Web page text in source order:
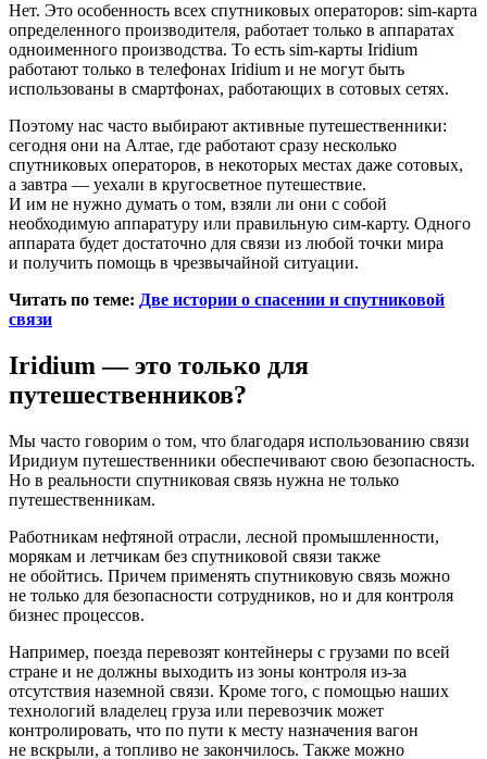
Нет. Это особенность всех спутниковых операторов: sim-карта
определенного производителя, работает только в аппаратах
одноименного производства. То есть sim-карты Iridium
работают только в телефонах Iridium и не могут быть
использованы в смартфонах, работающих в сотовых сетях.
Поэтому нас часто выбирают активные путешественники:
сегодня они на Алтае, где работают сразу несколько
спутниковых операторов, в некоторых местах даже сотовых,
а завтра — уехали в кругосветное путешествие.
И им не нужно думать о том, взяли ли они с собой
необходимую аппаратуру или правильную сим-карту. Одного
аппарата будет достаточно для связи из любой точки мира
и получить помощь в чрезвычайной ситуации.
Читать по теме: Две истории о спасении и спутниковой
связи
Iridium — это только для
путешественников?
Мы часто говорим о том, что благодаря использованию связи
Иридиум путешественники обеспечивают свою безопасность.
Но в реальности спутниковая связь нужна не только
путешественникам.
Работникам нефтяной отрасли, лесной промышленности,
морякам и летчикам без спутниковой связи также
не обойтись. Причем применять спутниковую связь можно
не только для безопасности сотрудников, но и для контроля
бизнес процессов.
Например, поезда перевозят контейнеры с грузами по всей
стране и не должны выходить из зоны контроля из-за
отсутствия наземной связи. Кроме того, с помощью наших
технологий владелец груза или перевозчик может
контролировать, что по пути к месту назначения вагон
не вскрыли, а топливо не закончилось. Также можно